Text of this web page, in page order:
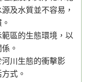
及水質並不容易，
區的生態環境，以
。
川生態的衝擊影
式。